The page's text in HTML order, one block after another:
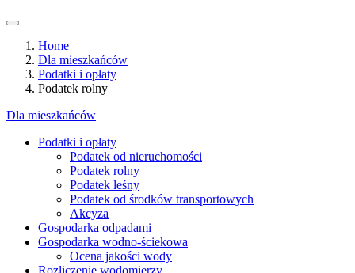
Home
Dla mieszkańców
Podatki i opłaty
Podatek rolny
Dla mieszkańców
Podatki i opłaty
Podatek od nieruchomości
Podatek rolny
Podatek leśny
Podatek od środków transportowych
Akcyza
Gospodarka odpadami
Gospodarka wodno-ściekowa
Ocena jakości wody